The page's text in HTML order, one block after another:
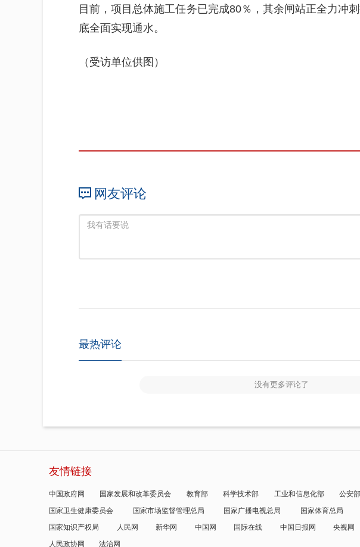
目前，项目总体施工任务已完成80％，其余闸站正全力冲
底全面实现通水。
（受访单位供图）
网友评论
最热评论
没有更多评论了
友情链接
中国政府网 国家发展和改革委员会 教育部 科学技术部 工业和信息化部 公安部
国家卫生健康委员会
国家市场监督管理总局 国家广播电视总局 国家体育总局
国家知识产权局
人民网 新华网 中国网 国际在线 中国日报网 央视网
人民政协网
法治网